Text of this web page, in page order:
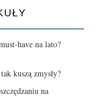
have na lato?
kuszą zmysły?
na